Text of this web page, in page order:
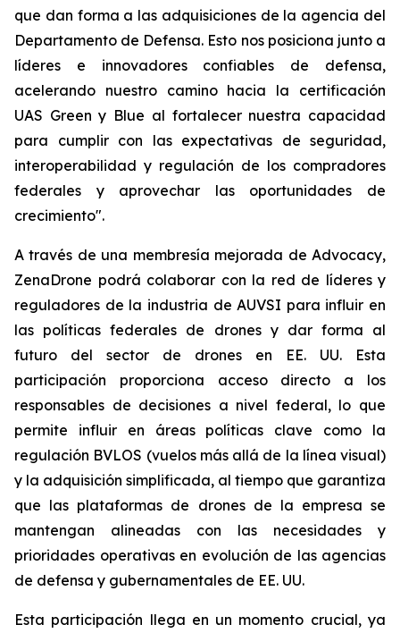
que dan forma a las adquisiciones de la agencia del
Departamento de Defensa. Esto nos posiciona junto a
líderes e innovadores confiables de defensa,
acelerando nuestro camino hacia la certificación
UAS Green y Blue al fortalecer nuestra capacidad
para cumplir con las expectativas de seguridad,
interoperabilidad y regulación de los compradores
federales y aprovechar las oportunidades de
crecimiento".
A través de una membresía mejorada de Advocacy,
ZenaDrone podrá colaborar con la red de líderes y
reguladores de la industria de AUVSI para influir en
las políticas federales de drones y dar forma al
futuro del sector de drones en EE. UU. Esta
participación proporciona acceso directo a los
responsables de decisiones a nivel federal, lo que
permite influir en áreas políticas clave como la
regulación BVLOS (vuelos más allá de la línea visual)
y la adquisición simplificada, al tiempo que garantiza
que las plataformas de drones de la empresa se
mantengan alineadas con las necesidades y
prioridades operativas en evolución de las agencias
de defensa y gubernamentales de EE. UU.
Esta participación llega en un momento crucial, ya